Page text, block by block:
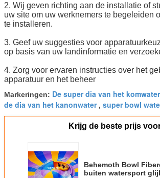
2. Wij geven richting aan de installatie of
uw site om uw werknemers te begeleiden
te installeren.
3. Geef uw suggesties voor
op basis van uw landinformatie en
4. Zorg voor ervaren instructies over het
apparatuur en het beheer
Markeringen: De super dia van het komwater
de dia van het kanonwater, super bowl
Krijg de beste prijs
Behemoth Bowl
buiten watersport